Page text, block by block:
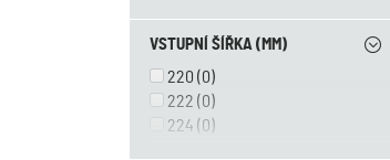
VSTUPNÍ ŠÍŘKA (MM)
220 (0)
222 (0)
224 (0)